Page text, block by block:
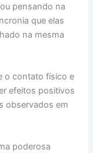
pensando na
que elas
na mesma
o contato físico e
efeitos positivos
observados em
poderosa